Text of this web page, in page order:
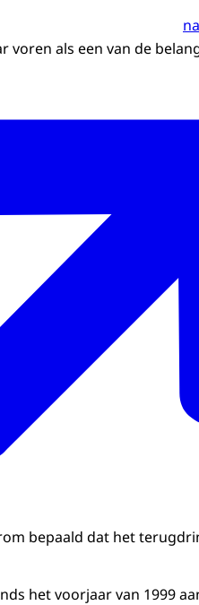
voren als een van de
bepaald dat het
het voorjaar van 1999